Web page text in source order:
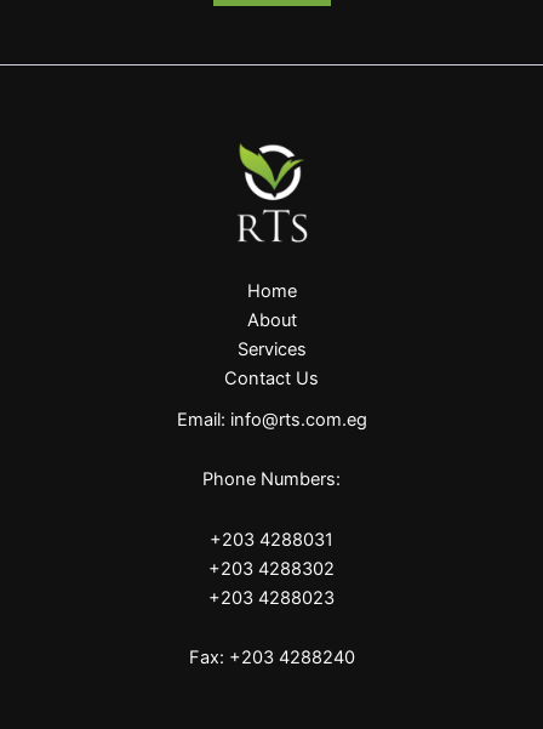
Home
About
Services
Contact Us
Email: info@rts.com.eg
Phone Numbers:
+203 4288031
+203 4288302
+203 4288023
Fax: +203 4288240